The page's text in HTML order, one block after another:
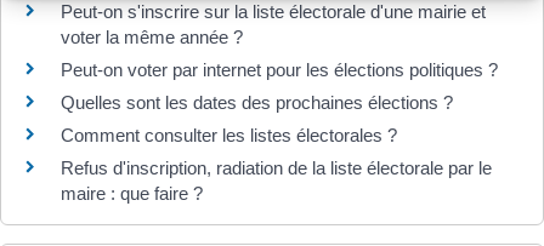
Peut-on s'inscrire sur la liste électorale d'une mairie et
voter la même année ?
Peut-on voter par internet pour les élections politiques ?
Quelles sont les dates des prochaines élections ?
Comment consulter les listes électorales ?
Refus d'inscription, radiation de la liste électorale par le
maire : que faire ?